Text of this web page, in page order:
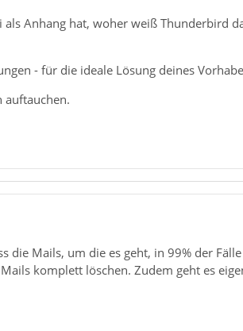
Anhang hat, woher weiß Thunderbird
- für die ideale Lösung deines
auftauchen.
die Mails, um die es geht, in 99% der
komplett löschen. Zudem geht es